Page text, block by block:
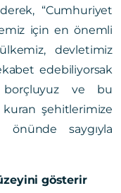
“Cumhuriyet
için en önemli
devletimiz
edebiliyorsak
ve bu
kuran şehitlerimize
önünde saygıyla
gösterir